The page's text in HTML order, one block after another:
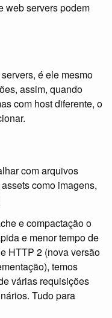
web servers podem
é ele mesmo
assim, quando
com host diferente, o
com arquivos
como imagens,
e compactação o
e menor tempo de
HTTP 2 (nova versão
temos
várias requisições
Tudo para